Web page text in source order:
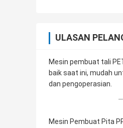
ULASAN
Mesin pembuat tali
baik saat ini, mudah
dan pengoperasian.
Mesin Pembuat Pita